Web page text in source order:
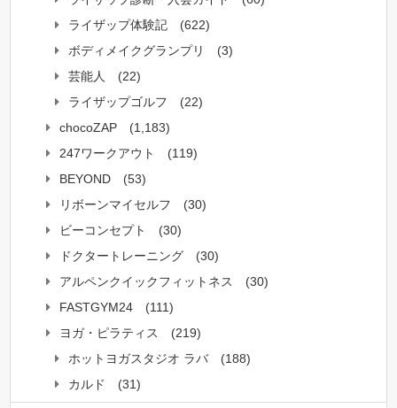
ライザップ体験記
(622)
ボディメイクグランプリ
(3)
芸能人
(22)
ライザップゴルフ
(22)
chocoZAP
(1,183)
247ワークアウト
(119)
BEYOND
(53)
リボーンマイセルフ
(30)
ビーコンセプト
(30)
ドクタートレーニング
(30)
アルペンクイックフィットネス
(30)
FASTGYM24
(111)
ヨガ・ピラティス
(219)
ホットヨガスタジオ ラバ
(188)
カルド
(31)